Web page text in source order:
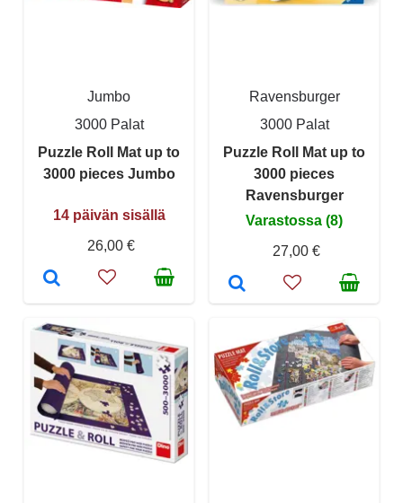
Jumbo
3000 Palat
Puzzle Roll Mat up to
3000 pieces Jumbo
14 päivän sisällä
26,00 €
Ravensburger
3000 Palat
Puzzle Roll Mat up to
3000 pieces
Ravensburger
Varastossa (8)
27,00 €